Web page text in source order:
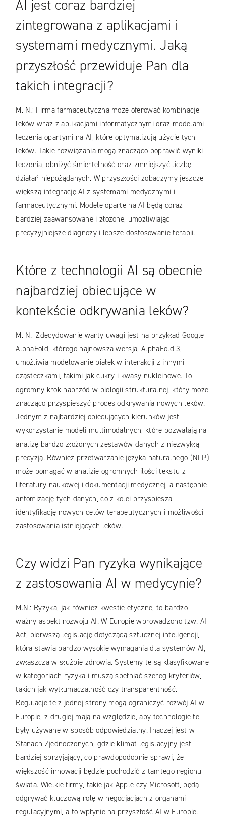
AI jest coraz bardziej
zintegrowana z aplikacjami i
systemami medycznymi. Jaką
przyszłość przewiduje Pan dla
takich integracji?
M. N.: Firma farmaceutyczna może oferować kombinacje
leków wraz z aplikacjami informatycznymi oraz modelami
leczenia opartymi na AI, które optymalizują użycie tych
leków. Takie rozwiązania mogą znacząco poprawić wyniki
leczenia, obniżyć śmiertelność oraz zmniejszyć liczbę
działań niepożądanych. W przyszłości zobaczymy jeszcze
większą integrację AI z systemami medycznymi i
farmaceutycznymi. Modele oparte na AI będą coraz
bardziej zaawansowane i złożone, umożliwiając
precyzyjniejsze diagnozy i lepsze dostosowanie terapii.
Które z technologii AI są obecnie
najbardziej obiecujące w
kontekście odkrywania leków?
M. N.: Zdecydowanie warty uwagi jest na przykład Google
AlphaFold, którego najnowsza wersja, AlphaFold 3,
umożliwia modelowanie białek w interakcji z innymi
cząsteczkami, takimi jak cukry i kwasy nukleinowe. To
ogromny krok naprzód w biologii strukturalnej, który może
znacząco przyspieszyć proces odkrywania nowych leków.
Jednym z najbardziej obiecujących kierunków jest
wykorzystanie modeli multimodalnych, które pozwalają na
analizę bardzo złożonych zestawów danych z niezwykłą
precyzją. Również przetwarzanie języka naturalnego (NLP)
może pomagać w analizie ogromnych ilości tekstu z
literatury naukowej i dokumentacji medycznej, a następnie
antomizację tych danych, co z kolei przyspiesza
identyfikację nowych celów terapeutycznych i możliwości
zastosowania istniejących leków.
Czy widzi Pan ryzyka wynikające
z zastosowania AI w medycynie?
M.N.: Ryzyka, jak również kwestie etyczne, to bardzo
ważny aspekt rozwoju AI. W Europie wprowadzono tzw. AI
Act, pierwszą legislację dotyczącą sztucznej inteligencji,
która stawia bardzo wysokie wymagania dla systemów AI,
zwłaszcza w służbie zdrowia. Systemy te są klasyfikowane
w kategoriach ryzyka i muszą spełniać szereg kryteriów,
takich jak wytłumaczalność czy transparentność.
Regulacje te z jednej strony mogą ograniczyć rozwój AI w
Europie, z drugiej mają na względzie, aby technologie te
były używane w sposób odpowiedzialny. Inaczej jest w
Stanach Zjednoczonych, gdzie klimat legislacyjny jest
bardziej sprzyjający, co prawdopodobnie sprawi, że
większość innowacji będzie pochodzić z tamtego regionu
świata. Wielkie firmy, takie jak Apple czy Microsoft, będą
odgrywać kluczową rolę w negocjacjach z organami
regulacyjnymi, a to wpłynie na przyszłość AI w Europie.